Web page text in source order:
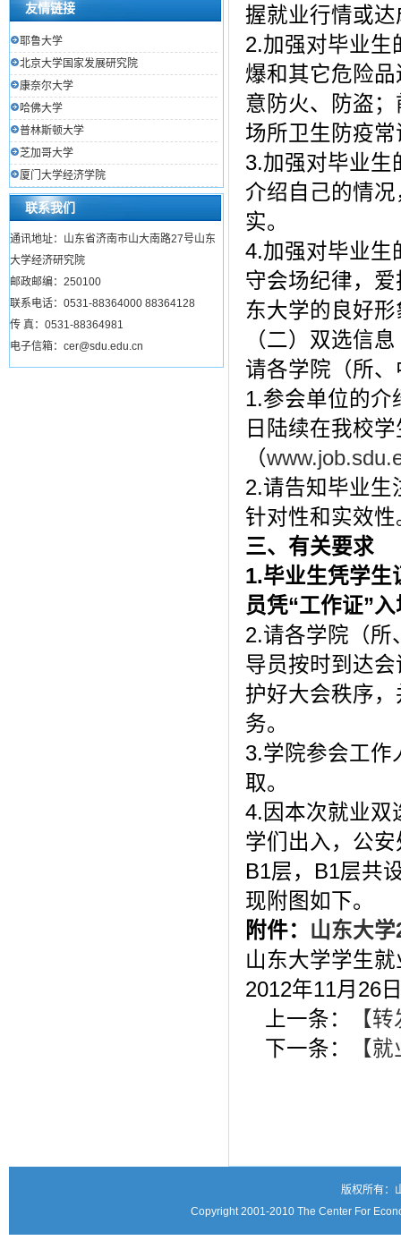
友情链接
耶鲁大学
北京大学国家发展研究院
康奈尔大学
哈佛大学
普林斯顿大学
芝加哥大学
厦门大学经济学院
联系我们
通讯地址：山东省济南市山大南路27号山东
大学经济研究院
邮政邮编：250100
联系电话：0531-88364000 88364128
传 真：0531-88364981
电子信箱：cer@sdu.edu.cn
握就业行情或
2.加强对毕业生
爆和其它危险
意防火、防盗
场所卫生防疫
3.加强对毕业生
介绍自己的情
实。
4.加强对毕业生
守会场纪律，
东大学的良好形
（二）双选信息
请各学院（所
1.参会单位的介
日陆续在我校
（
2.请告知毕业生
针对性和实效性
三、有关要求
1.毕业生凭学生
员凭“工作证”
2.请各学院（所
导员按时到达
护好大会秩序
务。
3.学院参会工作
取。
4.因本次就业双
学们出入，公
B1层，B1层共
现附图如下。
附件： 山东大
山东大学学生
2012年11月26
上一条：
【
下一条：
【
版权所有：
Copyright 2001-2010 The Center For